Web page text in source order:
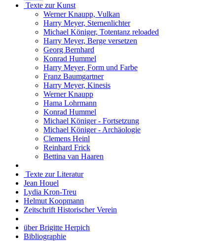
Texte zur Kunst
Werner Knaupp, Vulkan
Harry Meyer, Sternenlichter
Michael Königer, Totentanz reloaded
Harry Meyer, Berge versetzen
Georg Bernhard
Konrad Hummel
Harry Meyer, Form und Farbe
Franz Baumgartner
Harry Meyer, Kinesis
Werner Knaupp
Hama Lohrmann
Konrad Hummel
Michael Königer - Fortsetzung
Michael Königer - Archäologie
Clemens Heinl
Reinhard Frick
Bettina van Haaren
Texte zur Literatur
Jean Houel
Lydia Kron-Treu
Helmut Koopmann
Zeitschrift Historischer Verein
über Brigitte Herpich
Bibliographie